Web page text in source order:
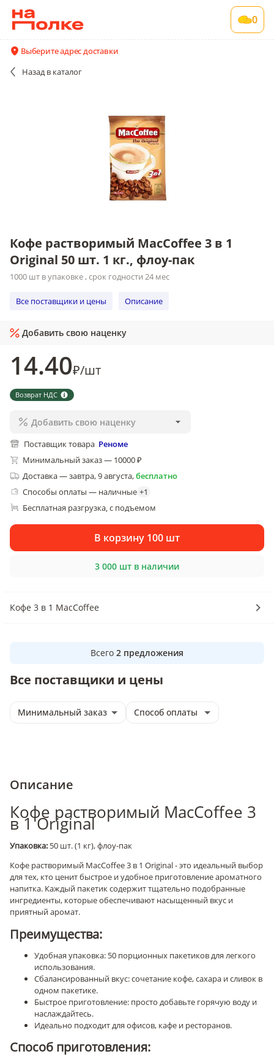
0
Выберите адрес доставки
Назад в каталог
Кофе растворимый MacCoffee 3 в 1 Original
50 шт. 1 кг., флоу-пак
Кофе растворимый MacCoffee 3 в 1
Original 50 шт. 1 кг., флоу-пак
1000 шт в упаковке , срок годности 24 мес
Все поставщики и цены Описание
Добавить свою наценку
14.40₽/шт
Возврат НДС
Добавить свою наценку
Поставщик товара Реноме
Минимальный заказ — 10000 ₽
Доставка—завтра, 9 августа,бесплатно
Способы оплаты — наличные +1
Бесплатная разгрузка, с подъемом
В корзину 100 шт
3 000 шт в наличии
Кофе 3 в 1 MacCoffee
Всего 2 предложения
Все поставщики и цены
Минимальный заказ Способ оплаты
Описание
Кофе растворимый MacCoffee 3
в 1 Original
Упаковка: 50 шт. (1 кг), флоу-пак
Кофе растворимый MacCoffee 3 в 1 Original - это идеальный выбор
для тех, кто ценит быстрое и удобное приготовление ароматного
напитка. Каждый пакетик содержит тщательно подобранные
ингредиенты, которые обеспечивают насыщенный вкус и
приятный аромат.
Преимущества:
Удобная упаковка: 50 порционных пакетиков для легкого
использования.
Сбалансированный вкус: сочетание кофе, сахара и сливок в
одном пакетике.
Быстрое приготовление: просто добавьте горячую воду и
наслаждайтесь.
Идеально подходит для офисов, кафе и ресторанов.
Способ приготовления: